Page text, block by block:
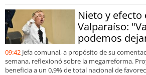
Nieto y efecto
Valparaíso:
podemos
09:42 Jefa comunal, a propósito de su
semana, reflexionó sobre la megarreforma.
beneficia a un 0,9% de total nacional de